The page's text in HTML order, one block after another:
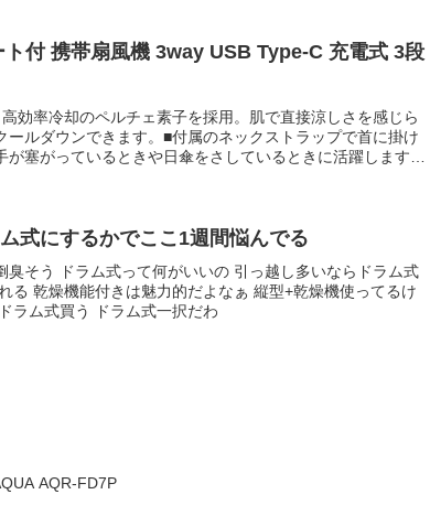
機 3way USB Type-C 充電式 3段
効率冷却のペルチェ素子を採用。肌で直接涼しさを感じら
ールダウンできます。■付属のネックストラップで首に掛け
塞がっているときや日傘をさしているときに活躍します。
まると停止し、取り除くと動作を再開。自動安全OFF設計
AC充電器は付属しておりません。別途ご購入またはご用意
時は青、冷却プレート使用時は白に光る、便利なお知らせ
防ぐ安心の回路設計です。■※USB Type-C and USB-C are
のキャンセルは原則、承っておりません。事前に十分にご
■メーカー保証について保証期間内であれば商品に同梱さ
式にするかでここ1週間悩んでる
臭そう ドラム式って何がいいの 引っ越し多いならドラム式
る 乾燥機能付きは魅力的だよなぁ 縦型+乾燥機使ってるけ
ラム式買う ドラム式一択だわ
AQR-FD7P